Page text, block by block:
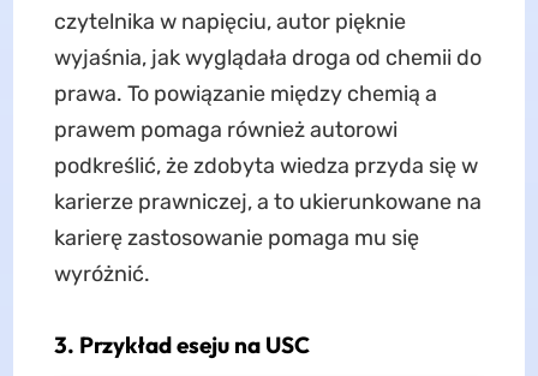
czytelnika w napięciu, autor pięknie
wyjaśnia, jak wyglądała droga od chemii do
prawa. To powiązanie między chemią a
prawem pomaga również autorowi
podkreślić, że zdobyta wiedza przyda się w
karierze prawniczej, a to ukierunkowane na
karierę zastosowanie pomaga mu się
wyróżnić.
3. Przykład eseju na USC